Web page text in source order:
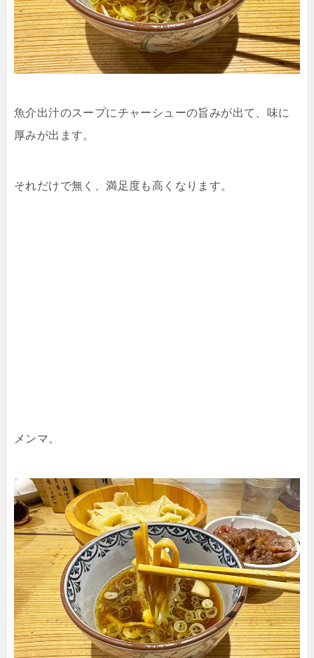
魚介出汁のスープにチャーシューの旨みが出て、味に
厚みが出ます。
それだけで無く、満足度も高くなります。
メンマ。